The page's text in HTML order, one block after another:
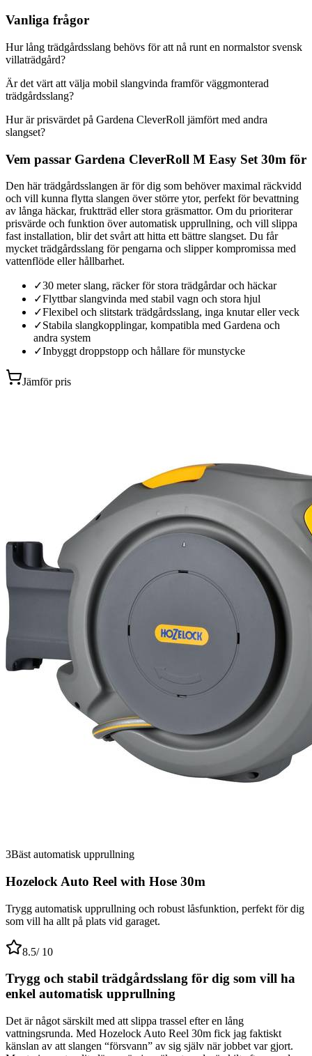
Vanliga frågor
Hur lång trädgårdsslang behövs för att nå runt en normalstor svensk
villaträdgård?
Är det värt att välja mobil slangvinda framför väggmonterad
trädgårdsslang?
Hur är prisvärdet på Gardena CleverRoll jämfört med andra
slangset?
Vem passar Gardena CleverRoll M Easy Set 30m för
Den här trädgårdsslangen är för dig som behöver maximal räckvidd
och vill kunna flytta slangen över större ytor, perfekt för bevattning
av långa häckar, fruktträd eller stora gräsmattor. Om du prioriterar
prisvärde och funktion över automatisk upprullning, och vill slippa
fast installation, blir det svårt att hitta ett bättre slangset. Du får
mycket trädgårdsslang för pengarna och slipper kompromissa med
vattenflöde eller hållbarhet.
✓30 meter slang, räcker för stora trädgårdar och häckar
✓Flyttbar slangvinda med stabil vagn och stora hjul
✓Flexibel och slitstark trädgårdsslang, inga knutar eller veck
✓Stabila slangkopplingar, kompatibla med Gardena och
andra system
✓Inbyggt droppstopp och hållare för munstycke
Jämför pris
3Bäst automatisk upprullning
Hozelock Auto Reel with Hose 30m
Trygg automatisk upprullning och robust låsfunktion, perfekt för dig
som vill ha allt på plats vid garaget.
8.5/ 10
Trygg och stabil trädgårdsslang för dig som vill ha
enkel automatisk upprullning
Det är något särskilt med att slippa trassel efter en lång
vattningsrunda. Med Hozelock Auto Reel 30m fick jag faktiskt
känslan av att slangen “försvann” av sig själv när jobbet var gjort.